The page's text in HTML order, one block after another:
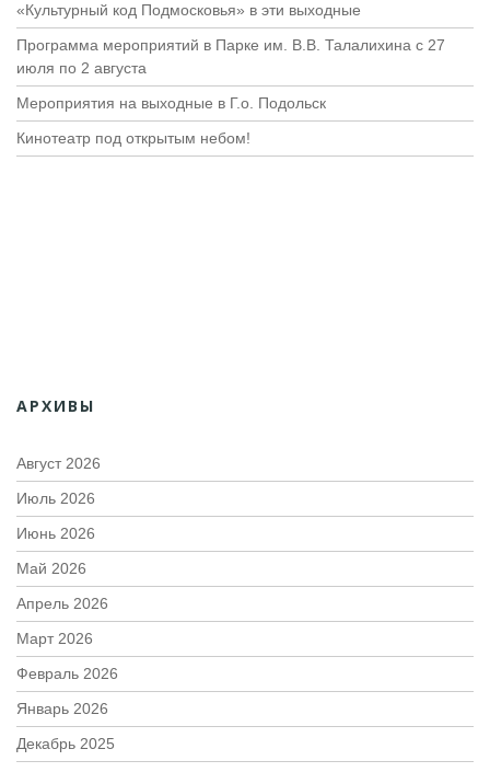
«Культурный код Подмосковья» в эти выходные
Программа мероприятий в Парке им. В.В. Талалихина с 27
июля по 2 августа
Мероприятия на выходные в Г.о. Подольск
Кинотеатр под открытым небом!
АРХИВЫ
Август 2026
Июль 2026
Июнь 2026
Май 2026
Апрель 2026
Март 2026
Февраль 2026
Январь 2026
Декабрь 2025